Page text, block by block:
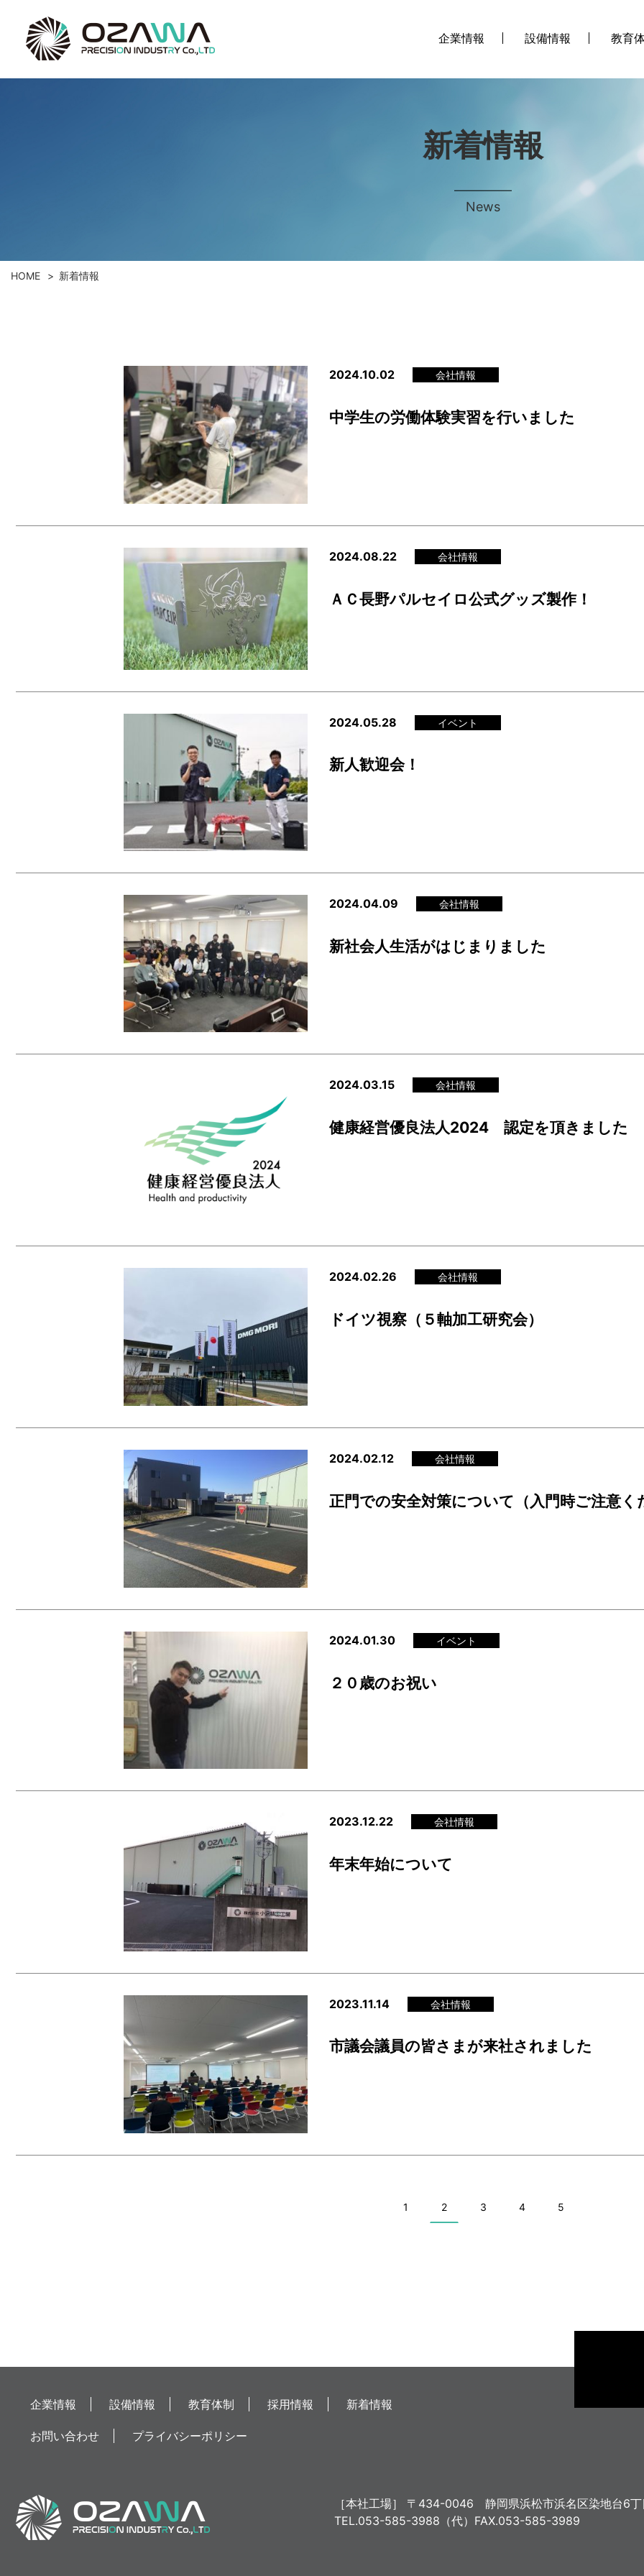
企業情報 設備情報 教育
新着情報
News
HOME 新着情報
2024.10.02 会社情報
中学生の労働体験実習を行いました
2024.08.22 会社情報
ＡＣ長野パルセイロ公式グッズ製作！
2024.05.28 イベント
新人歓迎会！
2024.04.09 会社情報
新社会人生活がはじまりました
2024.03.15 会社情報
健康経営優良法人2024 認定を頂きました
2024.02.26 会社情報
ドイツ視察（５軸加工研究会）
2024.02.12 会社情報
正門での安全対策について（入門時ご注意く
2024.01.30 イベント
２０歳のお祝い
2023.12.22 会社情報
年末年始について
2023.11.14 会社情報
市議会議員の皆さまが来社されました
1 2 3 4 5
企業情報 設備情報 教育体制 採用情報 新着情報
お問い合わせ プライバシーポリシー
［本社工場］ 〒434-0046静岡県浜松市浜名区染地台6
TEL.053-585-3988（代） FAX.053-585-3989